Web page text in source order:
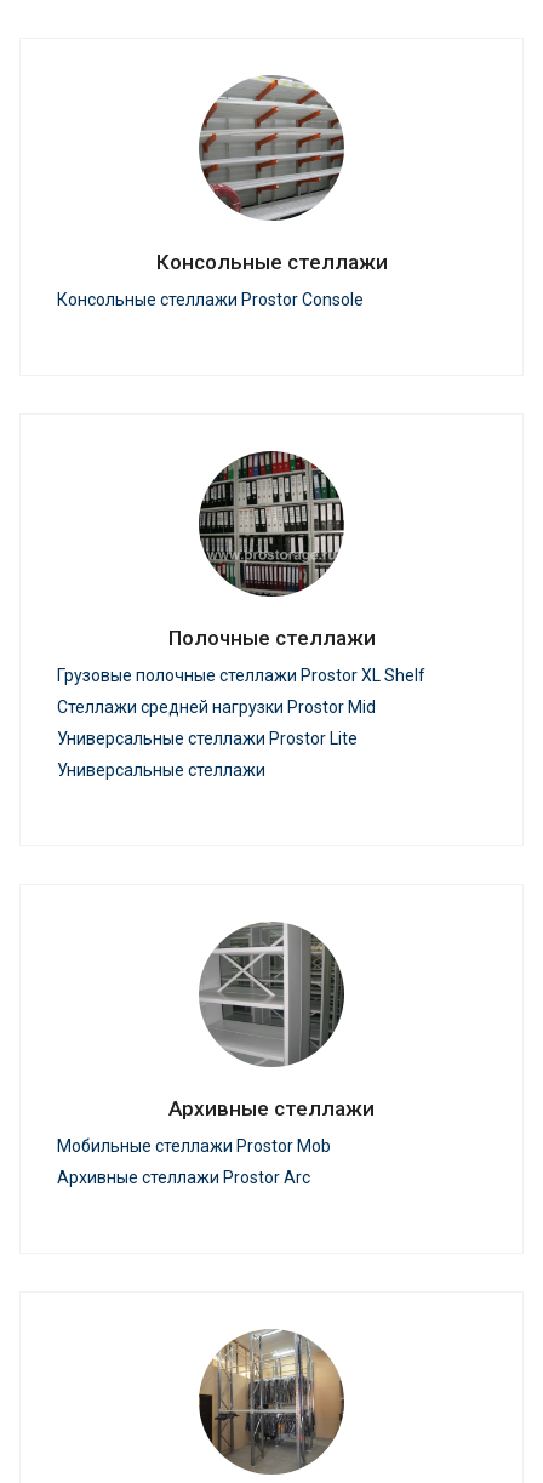
Консольные стеллажи
Консольные стеллажи Prostor Console
Полочные стеллажи
Грузовые полочные стеллажи Prostor XL Shelf
Стеллажи средней нагрузки Prostor Mid
Универсальные стеллажи Prostor Lite
Универсальные стеллажи
Архивные стеллажи
Мобильные стеллажи Prostor Mob
Архивные стеллажи Prostor Arc